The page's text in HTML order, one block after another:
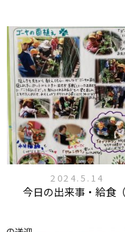
2024.5.14
今日の出来事・給食